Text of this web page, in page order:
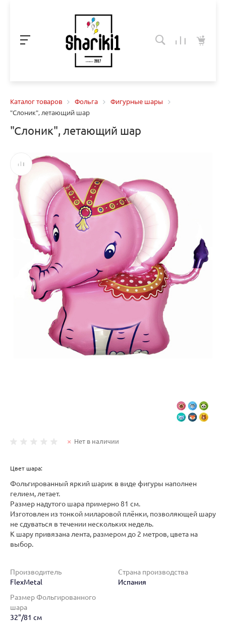
Каталог товаров Фольга
Фигурные шары
"Слоник", летающий шар
"Слоник", летающий шар
Нет в наличии
Цвет шара:
Фольгированный яркий шарик в виде фигуры наполнен
гелием, летает.
Размер надутого шара примерно 81 см.
Изготовлен из тонкой миларовой плёнки, позволяющей шару
не сдуваться в течении нескольких недель.
К шару привязана лента, размером до 2 метров, цвета на
выбор.
Производитель
FlexMetal
Страна производства
Испания
Размер Фольгированного
шара
32"/81 см